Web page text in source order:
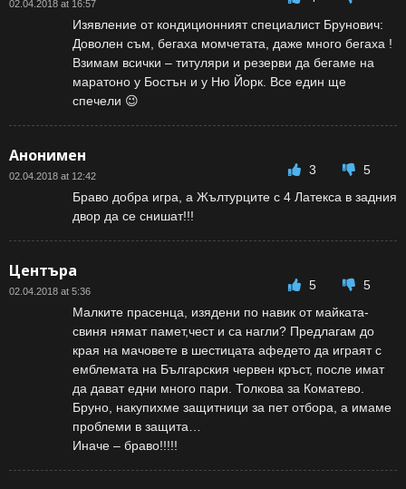
02.04.2018 at 16:57
Изявление от кондиционният специалист Брунович:
Доволен съм, бегаха момчетата, даже много бегаха !
Взимам всички – титуляри и резерви да бегаме на
маратоно у Бостън и у Ню Йорк. Все един ще
спечели 😉
Анонимен
02.04.2018 at 12:42 3
5
Браво добра игра, а Жълтурците с 4 Латекса в задния
двор да се снишат!!!
Центъра
02.04.2018 at 5:36 5
5
Малките прасенца, изядени по навик от майката-
свиня нямат памет,чест и са нагли? Предлагам до
края на мачовете в шестицата афедето да играят с
емблемата на Българския червен кръст, после имат
да дават едни много пари. Толкова за Коматево.
Бруно, накупихме защитници за пет отбора, а имаме
проблеми в защита…
Иначе – браво!!!!!